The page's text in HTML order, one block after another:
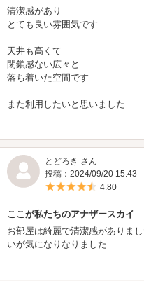
清潔感があり
とても良い雰囲気です
天井も高くて
閉鎖感ない広々と
落ち着いた空間です
また利用したいと思いました
とどろき さん
投稿：2024/09/20 15:43
5つ星のうち
4.80
ここが私たちのアナザースカイ
お部屋は綺麗で清潔感がありま
いが気になりなりました